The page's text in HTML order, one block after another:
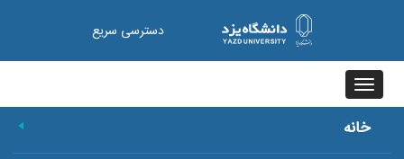
دسترسی سریع
Toggle
navigation
خانه